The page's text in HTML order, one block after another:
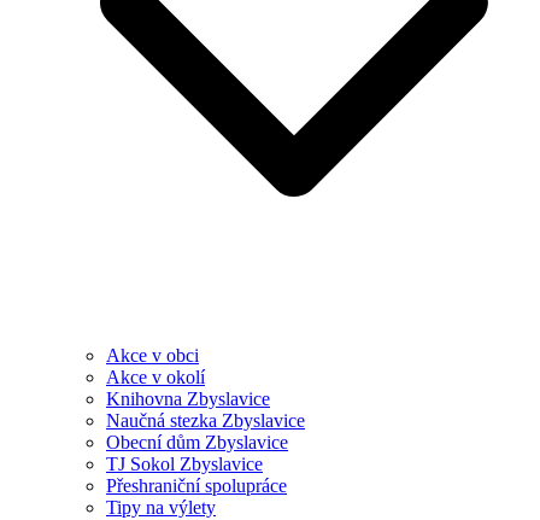
Akce v obci
Akce v okolí
Knihovna Zbyslavice
Naučná stezka Zbyslavice
Obecní dům Zbyslavice
TJ Sokol Zbyslavice
Přeshraniční spolupráce
Tipy na výlety